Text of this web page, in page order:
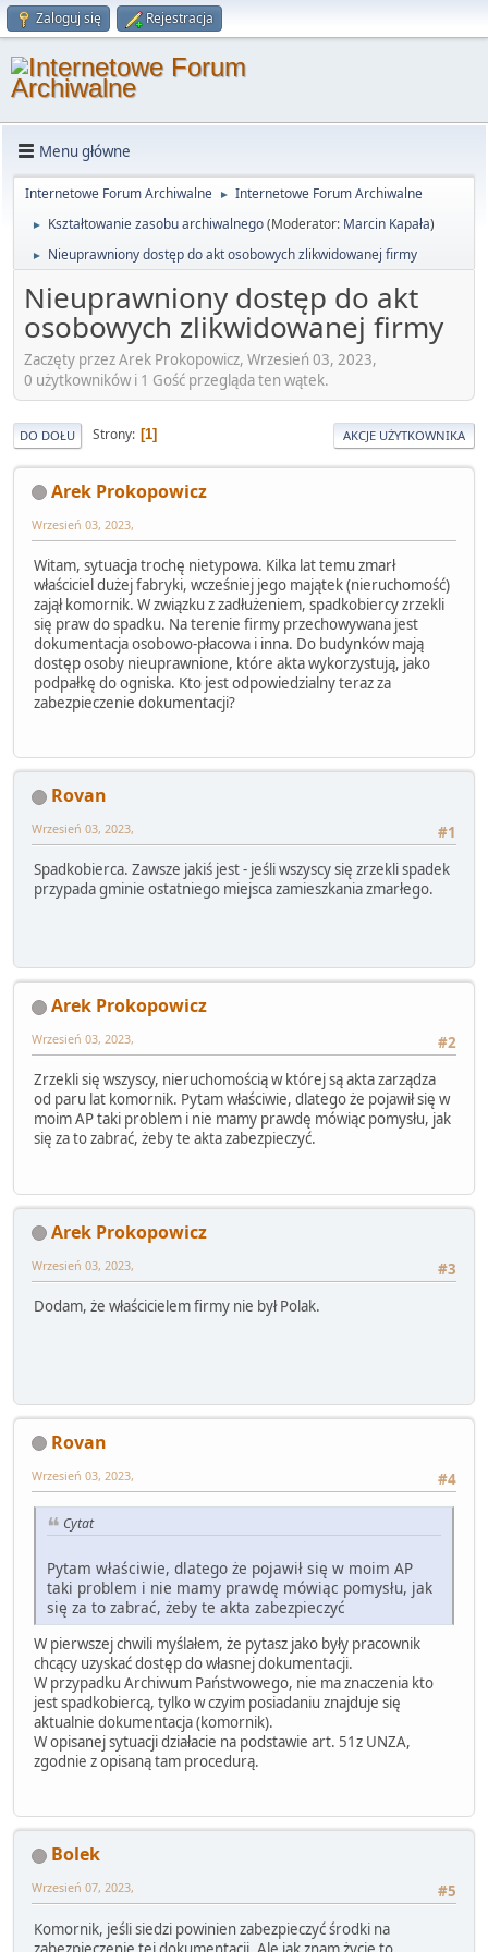
Zaloguj się Rejestracja
Menu główne
Internetowe Forum Archiwalne ► Internetowe Forum Archiwalne
► Kształtowanie zasobu archiwalnego(Moderator: Marcin Kapała)
► Nieuprawniony dostęp do akt osobowych zlikwidowanej firmy
Nieuprawniony dostęp do akt
osobowych zlikwidowanej firmy
Zaczęty przez Arek Prokopowicz, Wrzesień 03, 2023,
0 użytkowników i 1 Gość przegląda ten wątek.
DO DOŁU Strony 1 AKCJE UŻYTKOWNIKA
Arek Prokopowicz
Wrzesień 03, 2023,
Witam, sytuacja trochę nietypowa. Kilka lat temu zmarł
właściciel dużej fabryki, wcześniej jego majątek (nieruchomość)
zajął komornik. W związku z zadłużeniem, spadkobiercy zrzekli
się praw do spadku. Na terenie firmy przechowywana jest
dokumentacja osobowo-płacowa i inna. Do budynków mają
dostęp osoby nieuprawnione, które akta wykorzystują, jako
podpałkę do ogniska. Kto jest odpowiedzialny teraz za
zabezpieczenie dokumentacji?
Rovan
#1
Wrzesień 03, 2023,
Spadkobierca. Zawsze jakiś jest - jeśli wszyscy się zrzekli spadek
przypada gminie ostatniego miejsca zamieszkania zmarłego.
Arek Prokopowicz
#2
Wrzesień 03, 2023,
Zrzekli się wszyscy, nieruchomością w której są akta zarządza
od paru lat komornik. Pytam właściwie, dlatego że pojawił się w
moim AP taki problem i nie mamy prawdę mówiąc pomysłu, jak
się za to zabrać, żeby te akta zabezpieczyć.
Arek Prokopowicz
#3
Wrzesień 03, 2023,
Dodam, że właścicielem firmy nie był Polak.
Rovan
#4
Wrzesień 03, 2023,
Cytat
Pytam właściwie, dlatego że pojawił się w moim AP
taki problem i nie mamy prawdę mówiąc pomysłu, jak
się za to zabrać, żeby te akta zabezpieczyć
W pierwszej chwili myślałem, że pytasz jako były pracownik
chcący uzyskać dostęp do własnej dokumentacji.
W przypadku Archiwum Państwowego, nie ma znaczenia kto
jest spadkobiercą, tylko w czyim posiadaniu znajduje się
aktualnie dokumentacja (komornik).
W opisanej sytuacji działacie na podstawie art. 51z UNZA,
zgodnie z opisaną tam procedurą.
Bolek
#5
Wrzesień 07, 2023,
Komornik, jeśli siedzi powinien zabezpieczyć środki na